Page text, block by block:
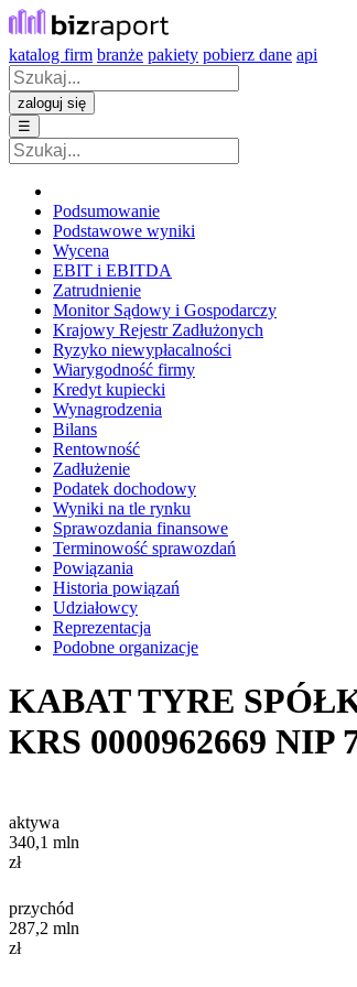
katalog firm branże pakiety pobierz dane api
zaloguj się
☰
Podsumowanie
Podstawowe wyniki
Wycena
EBIT i EBITDA
Zatrudnienie
Monitor Sądowy i Gospodarczy
Krajowy Rejestr Zadłużonych
Ryzyko niewypłacalności
Wiarygodność firmy
Kredyt kupiecki
Wynagrodzenia
Bilans
Rentowność
Zadłużenie
Podatek dochodowy
Wyniki na tle rynku
Sprawozdania finansowe
Terminowość sprawozdań
Powiązania
Historia powiązań
Udziałowcy
Reprezentacja
Podobne organizacje
KABAT TYRE
KRS 0000962669 NIP
aktywa
340,1 mln
zł
przychód
287,2 mln
zł